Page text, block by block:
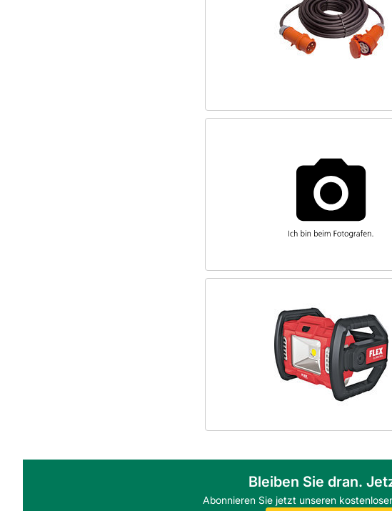
Bleiben Sie dran.
Abonnieren Sie jetzt unseren